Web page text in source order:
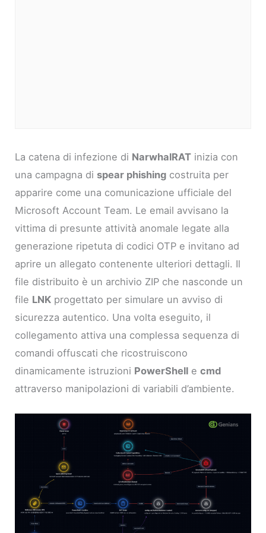
La catena di infezione di NarwhalRAT inizia con
una campagna di spear phishing costruita per
apparire come una comunicazione ufficiale del
Microsoft Account Team. Le email avvisano la
vittima di presunte attività anomale legate alla
generazione ripetuta di codici OTP e invitano ad
aprire un allegato contenente ulteriori dettagli. Il
file distribuito è un archivio ZIP che nasconde un
file LNK progettato per simulare un avviso di
sicurezza autentico. Una volta eseguito, il
collegamento attiva una complessa sequenza di
comandi offuscati che ricostruiscono
dinamicamente istruzioni PowerShell ecmd
attraverso manipolazioni di variabili d’ambiente.